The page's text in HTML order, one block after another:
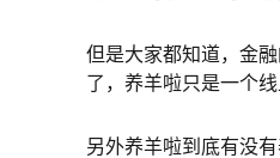
但是大家都知道，金
了，养羊啦只是一个
另外养羊啦到底有没